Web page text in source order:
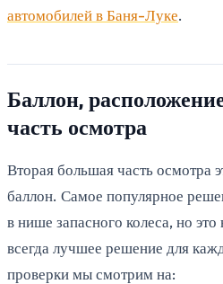
автомобилей в Баня-Луке.
Баллон,
часть осмотра
Вторая большая часть осмотра
баллон. Самое популярное
в нише запасного колеса, но
всегда лучшее решение для
проверки мы смотрим на: